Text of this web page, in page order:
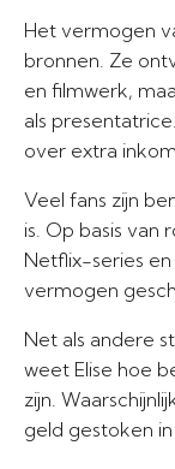
Het vermogen
bronnen. Ze
en filmwerk,
als
over extra
Veel fans zijn
is. Op basis van
Netflix-series
vermogen
Net als andere
weet Elise hoe
zijn.
geld gestoken